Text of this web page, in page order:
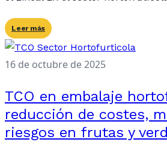
Leer más
16 de octubre de 2025
TCO en embalaje
reducción de costes,
riesgos en frutas y